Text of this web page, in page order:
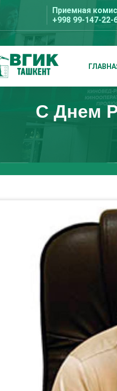
Приемная
+998 99-147-22-
Ташкент
С Днем